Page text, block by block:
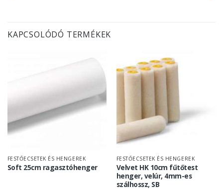
KAPCSOLÓDÓ TERMÉKEK
FESTŐECSETEK ÉS HENGEREK
Soft 25cm ragasztóhenger
FESTŐECSETEK ÉS HENGEREK
Velvet HK 10cm fűtőtest
henger, velúr, 4mm-es
szálhossz, SB